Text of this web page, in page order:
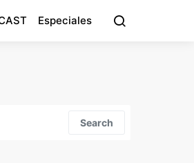
Especiales
Search